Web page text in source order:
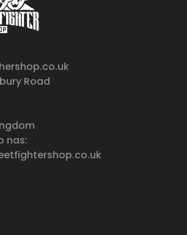
Road
nas: